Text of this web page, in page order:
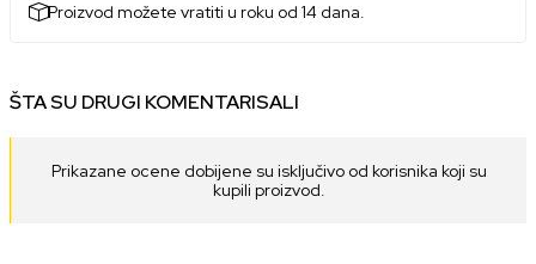
Proizvod možete vratiti u roku od 14 dana.
ŠTA SU DRUGI KOMENTARISALI
Prikazane ocene dobijene su isključivo od korisnika koji su
kupili proizvod.